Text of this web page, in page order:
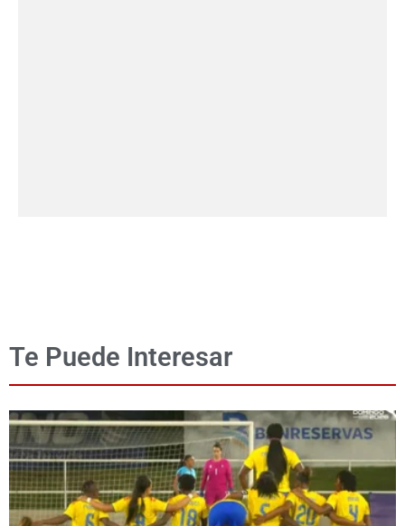
Te Puede Interesar